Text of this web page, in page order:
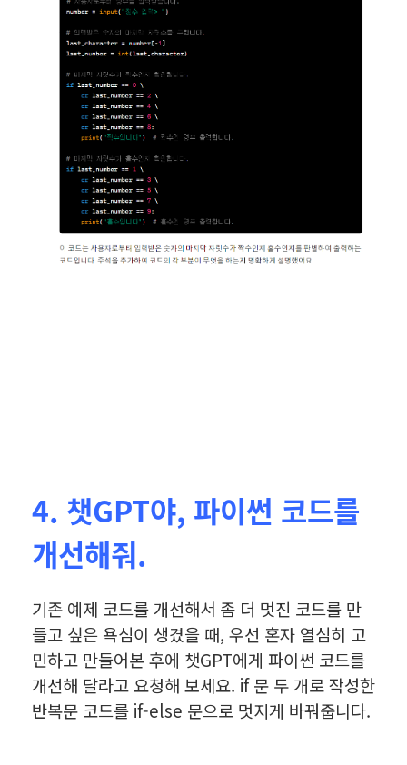
4. 챗GPT야, 파이썬 코드를
개선해줘.
기존 예제 코드를 개선해서 좀 더 멋진 코드를 만
들고 싶은 욕심이 생겼을 때, 우선 혼자 열심히 고
민하고 만들어본 후에 챗GPT에게 파이썬 코드를
개선해 달라고 요청해 보세요. if 문 두 개로 작성한
반복문 코드를 if-else 문으로 멋지게 바꿔줍니다.